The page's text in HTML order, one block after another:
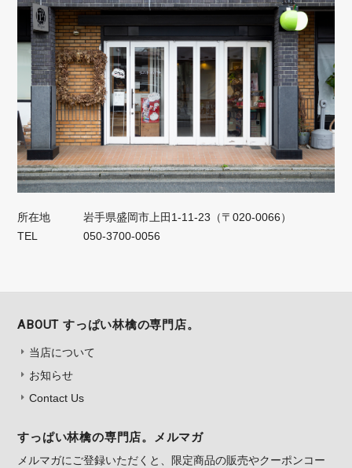
所在地
岩手県盛岡市上田1‐11‐23（〒020-0066）
TEL
050‐3700‐0056
ABOUT すっぱい林檎の専門店。
当店について
お知らせ
Contact Us
すっぱい林檎の専門店。メルマガ
メルマガにご登録いただくと、限定商品の販売やクーポンコー